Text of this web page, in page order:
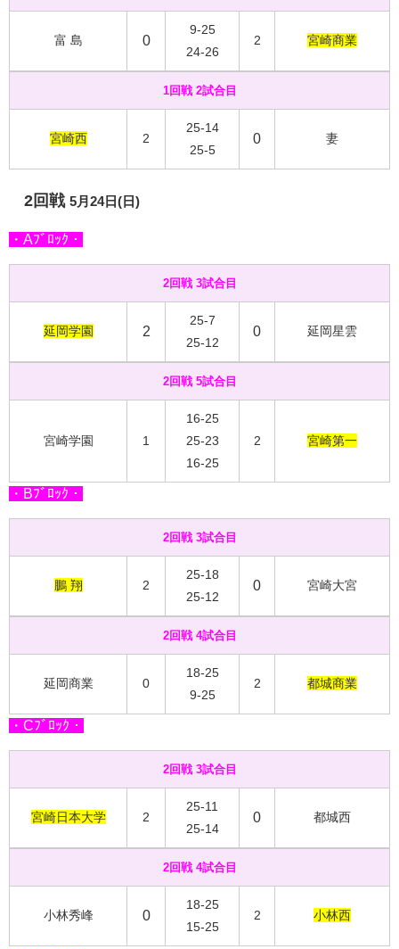
富 島 0
9-25
24-26
2 宮崎商業
1回戦 2試合目
宮崎西 2
25-14
25-5
0 妻
2回戦 5月24日(日)
・Aﾌﾞﾛｯｸ・
2回戦 3試合目
延岡学園 2
25-7
25-12
0 延岡星雲
2回戦 5試合目
宮崎学園 1
16-25
25-23
16-25
2 宮崎第一
・Bﾌﾞﾛｯｸ・
2回戦 3試合目
鵬 翔 2
25-18
25-12
0 宮崎大宮
2回戦 4試合目
延岡商業 0
18-25
9-25
2 都城商業
・Cﾌﾞﾛｯｸ・
2回戦 3試合目
宮崎日本大学 2
25-11
25-14
0 都城西
2回戦 4試合目
小林秀峰 0
18-25
15-25
2 小林西